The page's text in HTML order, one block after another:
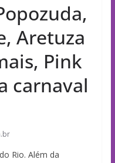
Aretuza
Pink
carnaval
Rio. Além da